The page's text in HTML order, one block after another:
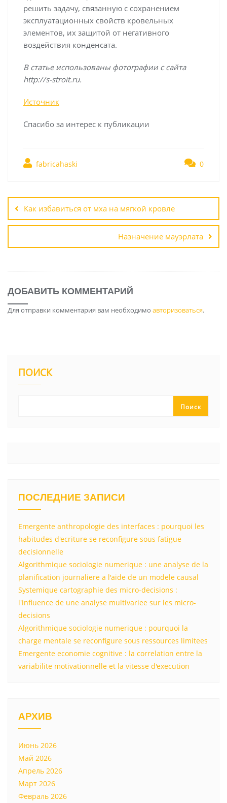
решить задачу, связанную с сохранением
эксплуатационных свойств кровельных
элементов, их защитой от негативного
воздействия конденсата.
В статье использованы фотографии с сайта
http://s-stroit.ru.
Источник
Спасибо за интерес к публикации
fabricahaski 0
по
записям
Как избавиться от мха на мягкой кровле
Назначение мауэрлата
ДОБАВИТЬ КОММЕНТАРИЙ
Для отправки комментария вам необходимо авторизоваться.
ПОИСК
Поиск
ПОСЛЕДНИЕ ЗАПИСИ
Emergente anthropologie des interfaces : pourquoi les
habitudes d'ecriture se reconfigure sous fatigue
decisionnelle
Algorithmique sociologie numerique : une analyse de la
planification journaliere a l'aide de un modele causal
Systemique cartographie des micro-decisions :
l'influence de une analyse multivariee sur les micro-
decisions
Algorithmique sociologie numerique : pourquoi la
charge mentale se reconfigure sous ressources limitees
Emergente economie cognitive : la correlation entre la
variabilite motivationnelle et la vitesse d'execution
АРХИВ
Июнь 2026
Май 2026
Апрель 2026
Март 2026
Февраль 2026